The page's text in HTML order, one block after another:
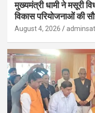
मुख्यमंत्री धामी ने मसूरी
विकास परियोजनाओं की
August 4, 2026